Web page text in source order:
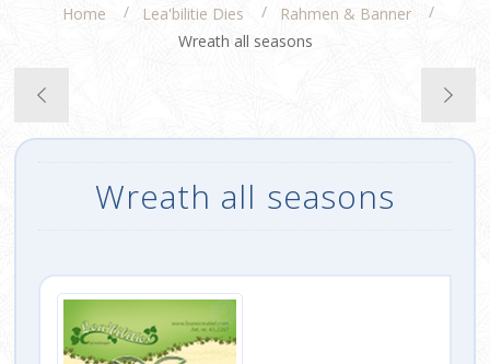
Home / Lea'bilitie Dies / Rahmen & Banner
/
Wreath all seasons
Wreath all seasons